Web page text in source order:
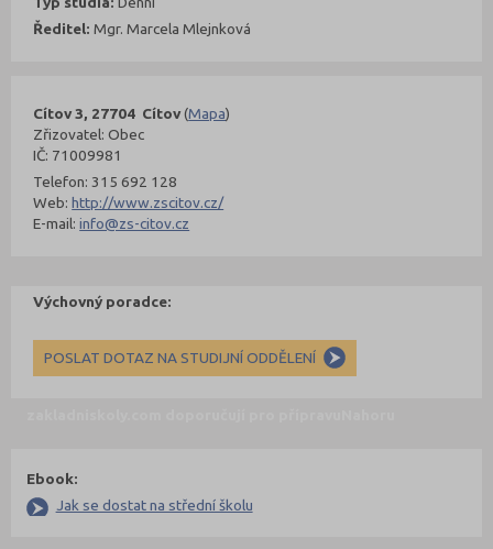
Cítov 3, 27704 Cítov(Mapa)
Zřizovatel: Obec
IČ: 71009981
Telefon: 315 692 128
Web:http://www.zscitov.cz/
E-mail:info@zs-citov.cz
Ředitel: Mgr. Marcela Mlejnková
Výchovný poradce:
POSLAT DOTAZ NA STUDIJNÍ ODDĚLENÍ
Ebook:
Jak se dostat na střední školu